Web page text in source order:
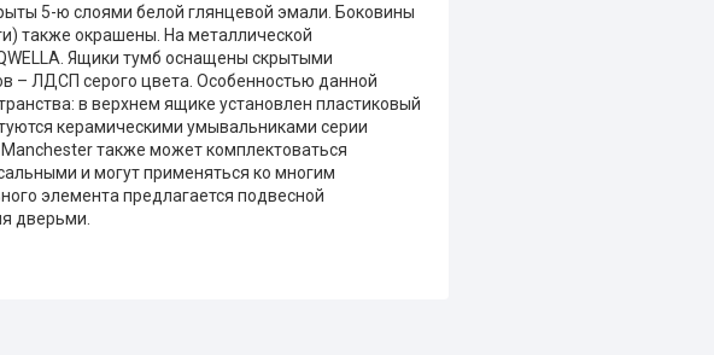
5-ю слоями белой глянцевой эмали. Боковины
также окрашены. На металлической
Ящики тумб оснащены скрытыми
– ЛДСП серого цвета. Особенностью данной
в верхнем ящике установлен пластиковый
керамическими умывальниками серии
также может комплектоваться
и могут применяться ко многим
элемента предлагается подвесной
дверьми.